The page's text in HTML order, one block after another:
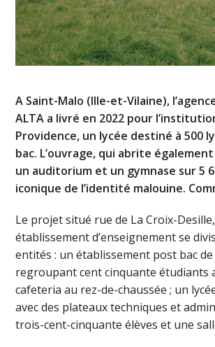
A Saint-Malo (Ille-et-Vilaine),
ALTA a livré en 2022 pour
Providence, un lycée destiné à 500
bac. L’ouvrage, qui abrite
un auditorium et un gymnase sur 5
iconique de l’identité malouine.
Le projet situé rue de La Croix-
établissement d’enseignement se
entités : un établissement post bac de
regroupant cent cinquante étudiants
cafeteria au rez-de-chaussée ; un
avec des plateaux techniques et
trois-cent-cinquante élèves et une